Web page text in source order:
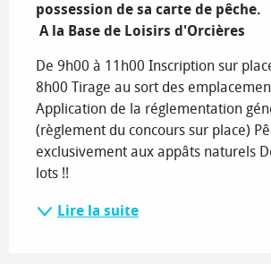
possession de sa carte de pêche.
A la Base de Loisirs d'Orcières
De 9h00 à 11h00 Inscription sur
8h00 Tirage au sort des
Application de la réglementation
(règlement du concours sur place)
exclusivement aux appâts naturels
lots !!
Lire la suite